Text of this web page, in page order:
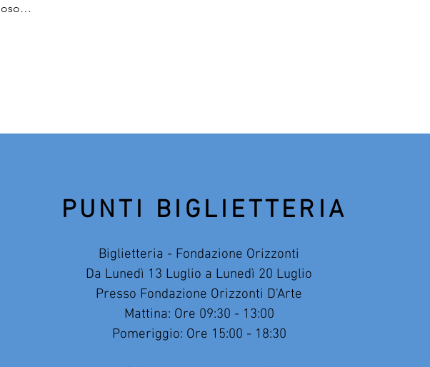
PUNTI BIGLIETTERIA
Biglietteria - Fondazione Orizzonti
Da Lunedì 13 Luglio a Lunedì 20 Luglio
Presso Fondazione Orizzonti D'Arte
Mattina: Ore 09:30 - 13:00
Pomeriggio: Ore 15:00 - 18:30